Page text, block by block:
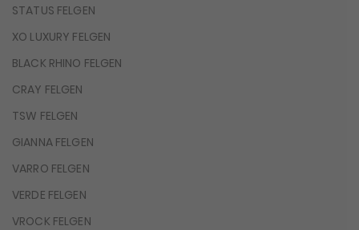
STATUS FELGEN
XO LUXURY FELGEN
BLACK RHINO FELGEN
CRAY FELGEN
TSW FELGEN
GIANNA FELGEN
VARRO FELGEN
VERDE FELGEN
VROCK FELGEN